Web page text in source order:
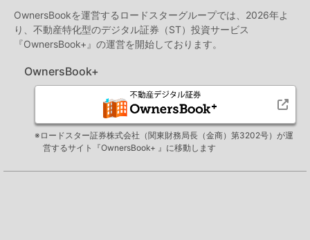
OwnersBookを運営するロードスターグループでは、2026年よ
り、不動産特化型のデジタル証券（ST）投資サービス
『OwnersBook+』の運営を開始しております。
OwnersBook+
※ロードスター証券株式会社（関東財務局長（金商）第3202号）が運
営するサイト『OwnersBook+ 』に移動します